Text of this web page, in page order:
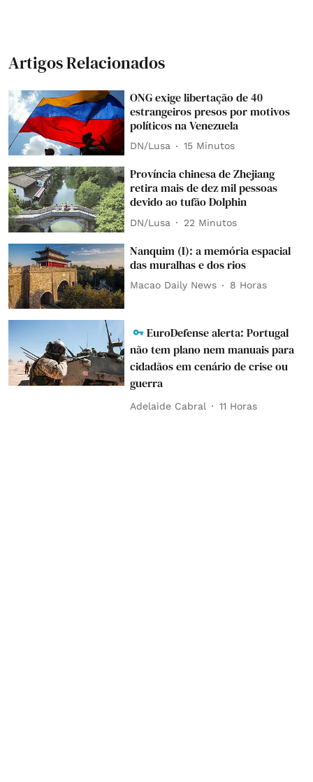
Artigos Relacionados
ONG exige libertação de 40
estrangeiros presos por motivos
políticos na Venezuela
DN/Lusa 15 Minutos
Província chinesa de Zhejiang
retira mais de dez mil pessoas
devido ao tufão Dolphin
DN/Lusa 22 Minutos
Nanquim (I): a memória espacial
das muralhas e dos rios
Macao Daily News 8 Horas
EuroDefense alerta: Portugal
não tem plano nem manuais para
cidadãos em cenário de crise ou
guerra
Adelaide Cabral 11 Horas